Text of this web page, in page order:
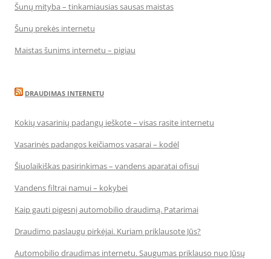
Šunų mityba – tinkamiausias sausas maistas
Šunų prekės internetu
Maistas šunims internetu – pigiau
DRAUDIMAS INTERNETU
Kokių vasarinių padangų ieškote – visas rasite internetu
Vasarinės padangos keičiamos vasarai – kodėl
Šiuolaikiškas pasirinkimas – vandens aparatai ofisui
Vandens filtrai namui – kokybei
Kaip gauti pigesnį automobilio draudimą. Patarimai
Draudimo paslaugų pirkėjai. Kuriam priklausote Jūs?
Automobilio draudimas internetu. Saugumas priklauso nuo Jūsų